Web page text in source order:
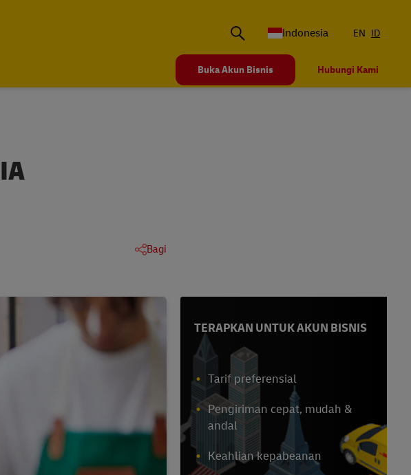
Indonesia EN ID
Buka Akun Bisnis Hubungi Kami
Bagi
TERAPKAN UNTUK AKUN BISNIS
Tarif preferensial
Pengiriman cepat, mudah &
andal
Keahlian kepabeanan